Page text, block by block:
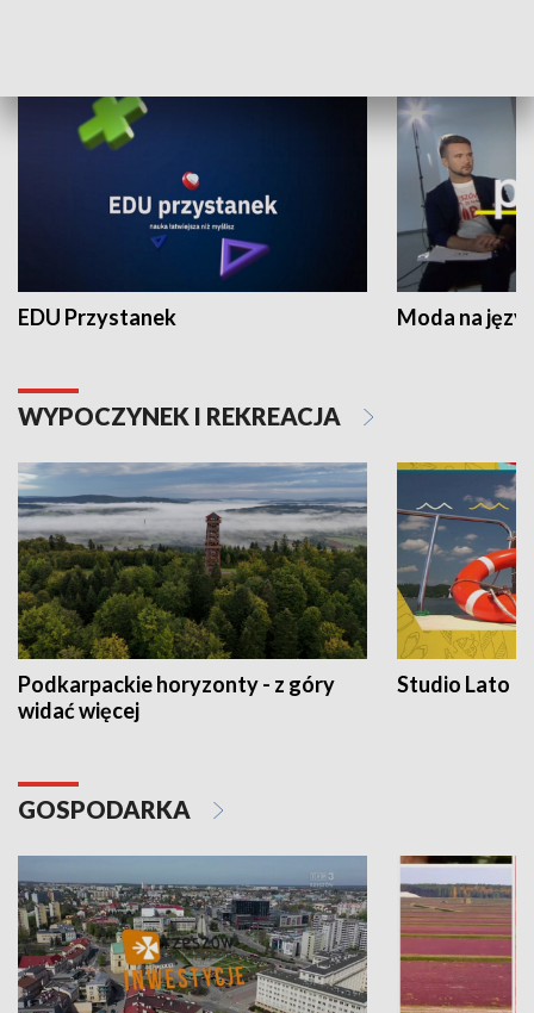
EDU Przystanek Moda na
WYPOCZYNEK I REKREACJA
Podkarpackie horyzonty - z góry
widać więcej
Studio Lato
GOSPODARKA